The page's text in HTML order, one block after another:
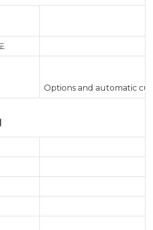
Options and automatic